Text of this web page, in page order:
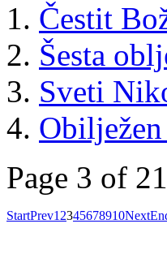
Čestit
Šesta
Sveti
Page 3 of 21
StartPrev1 2345678910Next